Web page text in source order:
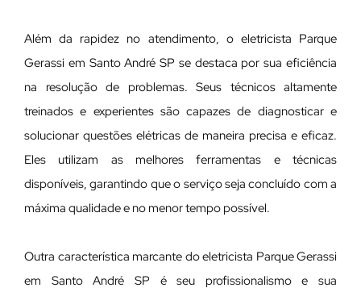
Além da rapidez no atendimento, o eletricista Parque
Gerassi em Santo André SP se destaca por sua eficiência
na resolução de problemas. Seus técnicos altamente
treinados e experientes são capazes de diagnosticar e
solucionar questões elétricas de maneira precisa e eficaz.
Eles utilizam as melhores ferramentas e técnicas
disponíveis, garantindo que o serviço seja concluído com a
máxima qualidade e no menor tempo possível.
Outra característica marcante do eletricista Parque Gerassi
em Santo André SP é seu profissionalismo e sua